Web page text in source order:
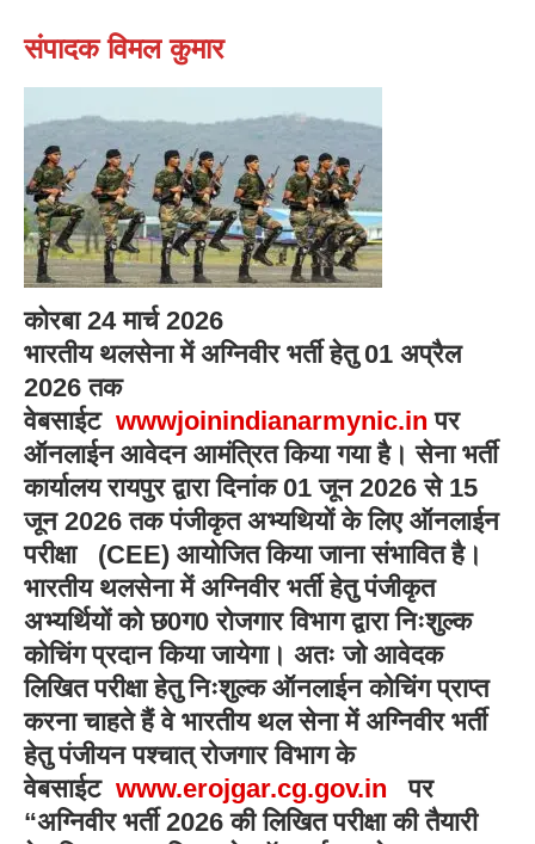
संपादक विमल कुमार
कोरबा 24 मार्च 2026
भारतीय थलसेना में अग्निवीर भर्ती हेतु 01 अप्रैल
2026 तक
वेबसाईट wwwjoinindianarmynic.in पर
ऑनलाईन आवेदन आमंत्रित किया गया है। सेना भर्ती
कार्यालय रायपुर द्वारा दिनांक 01 जून 2026 से 15
जून 2026 तक पंजीकृत अभ्यथियों के लिए ऑनलाईन
परीक्षा (CEE) आयोजित किया जाना संभावित है।
भारतीय थलसेना में अग्निवीर भर्ती हेतु पंजीकृत
अभ्यर्थियों को छ0ग0 रोजगार विभाग द्वारा निःशुल्क
कोचिंग प्रदान किया जायेगा। अतः जो आवेदक
लिखित परीक्षा हेतु निःशुल्क ऑनलाईन कोचिंग प्राप्त
करना चाहते हैं वे भारतीय थल सेना में अग्निवीर भर्ती
हेतु पंजीयन पश्चात् रोजगार विभाग के
वेबसाईट www.erojgar.cg.gov.in पर
“अग्निवीर भर्ती 2026 की लिखित परीक्षा की तैयारी